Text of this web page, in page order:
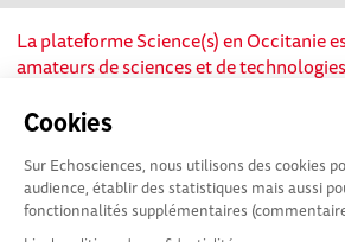
Cookies
Sur Echosciences, nous utilisons des cookies
audience, établir des statistiques mais aussi
fonctionnalités supplémentaires
La plateforme Science(s) en Occitanie
amateurs de sciences et de
soutien de nombreux acteurs locaux.
l’Union européenne via les fonds
développement régional. Science(s) en
plateforme Echosciences by Amcsti.